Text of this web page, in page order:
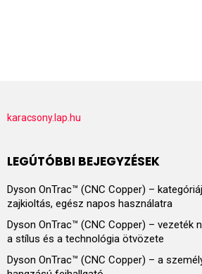
karacsony.lap.hu
LEGÚTÓBBI BEJEGYZÉSEK
Dyson OnTrac™ (CNC Copper) –
zajkioltás, egész napos használatra
Dyson OnTrac™ (CNC Copper) – vezeték
a stílus és a technológia ötvözete
Dyson OnTrac™ (CNC Copper) – a